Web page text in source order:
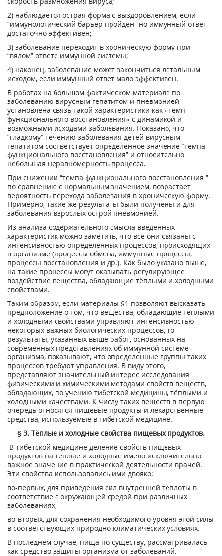
2) наблюдается острая форма с выздоровлением, если
“иммунологический барьер пройден” но иммунный ответ
достаточно эффективен;
3) заболевание переходит в хроническую форму при
“вялом” ответе иммунной системы;
4) наконец, заболевание может закончиться летальным
исходом, если иммунный ответ мало эффективен.
В работах на большом фактическом материале по
заболеванию вирусным гепатитом и пневмонией
установлена связь такой характеристики как «темп
функционального восстановления» с динамикой и
возможными исходами заболевания. Показано, что
“гладкому” течению заболевания детей вирусным
гепатитом соответствует определенное значение “темпа
функционального восстановления” и относительно
небольшая неравномерность процесса.
При снижении “темпа функционального восстановления ”
по сравнению с нормальным значением, возрастает
вероятность перехода заболевания в хроническую форму.
Примерно, такие же результаты были получены и для
заболевания взрослых острой пневмонией.
Из анализа содержательного смысла введённых
характеристик можно заметить, что все они связаны с
интенсивностью определенных процессов, происходящих
в организме (процессы обмена, иммунные процессы,
процессы восстановления и др.). Как было указано выше,
на такие процессы могут оказывать регулирующее
воздействие вещества, обладающие тёплыми и холодными
свойствами.
Таким образом, если материалы §1 позволяют высказать
предположение о том, что вещества, обладающие тёплыми
и холодными свойствами управляют интенсивностью
некоторых важных биологических процессов, то
результаты, указанных выше работ, основанных на
современных представлениях об иммунной системе
организма, показывают, что определенные группы таких
процессов требуют управления. В виду этого,
представляют значительный интерес исследования
физическими и химическими методами свойств веществ,
обладающих, по учению тибетской медицины, тёплыми и
холодными качествами. К числу таких веществ в первую
очередь относятся пищевые продукты и лекарственные
средства, используемые в тибетской медицине.
§ 3. Тёплые и холодные свойства пищевых продуктов.
В тибетской медицине деление свойств пищевых
продуктов на тёплые и холодные имело исключительно
важное значение в практической деятельности врачей.
Эти свойства использовались ими двояко:
во-первых, для приведения сил внутренней теплоты в
соответствие с окружающей средой при различных
заболеваниях;
во-вторых, для сохранения необходимого уровня этой силы
в соответствующих природно-климатических условиях.
В последнем случае, пища по-существу, рассматривалась
как средство защиты организма от заболеваний.